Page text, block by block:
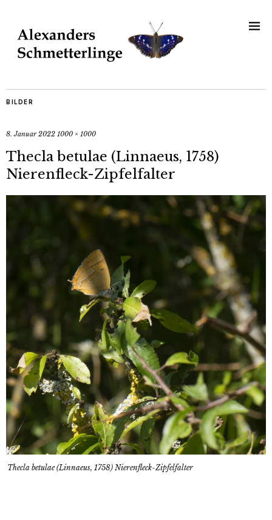
BILDER
8. Januar 2022 1000 × 1000
Thecla betulae (Linnaeus, 1758)
Nierenfleck-Zipfelfalter
Thecla betulae (Linnaeus, 1758) Nierenfleck-Zipfelfalter